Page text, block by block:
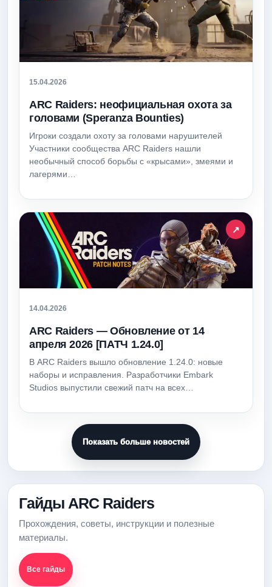
15.04.2026
ARC Raiders: неофициальная охота за
головами (Speranza Bounties)
Игроки создали охоту за головами нарушителей
Участники сообщества ARC Raiders нашли
необычный способ борьбы с «крысами», змеями и
лагерями…
14.04.2026
ARC Raiders — Обновление от 14
апреля 2026 [ПАТЧ 1.24.0]
В ARC Raiders вышло обновление 1.24.0: новые
наборы и исправления. Разработчики Embark
Studios выпустили свежий патч на всех…
Показать больше новостей
Гайды ARC Raiders
Прохождения, советы, инструкции и полезные
материалы.
Все гайды